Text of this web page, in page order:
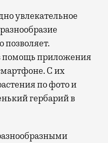
увлекательное
позволяет.
приложения
С их
по фото и
гербарий в